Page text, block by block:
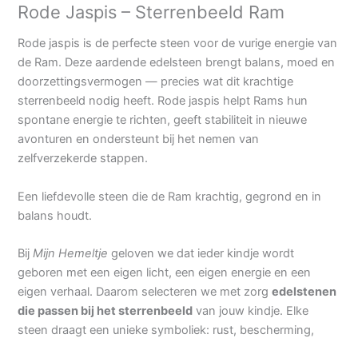
Rode Jaspis – Sterrenbeeld Ram
Rode jaspis is de perfecte steen voor de vurige energie van
de Ram. Deze aardende edelsteen brengt balans, moed en
doorzettingsvermogen — precies wat dit krachtige
sterrenbeeld nodig heeft. Rode jaspis helpt Rams hun
spontane energie te richten, geeft stabiliteit in nieuwe
avonturen en ondersteunt bij het nemen van
zelfverzekerde stappen.
Een liefdevolle steen die de Ram krachtig, gegrond en in
balans houdt.
BijMijn Hemeltje geloven we dat ieder kindje wordt
geboren met een eigen licht, een eigen energie en een
eigen verhaal. Daarom selecteren we met zorgedelstenen
die passen bij het sterrenbeeld van jouw kindje. Elke
steen draagt een unieke symboliek: rust, bescherming,